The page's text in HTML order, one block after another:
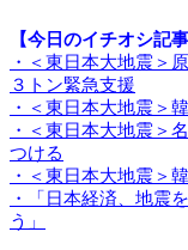
【今日のイチオシ記事
・＜東日本大地震＞
３トン緊急支援
・＜東日本大地震＞
・＜東日本大地震＞
つける
・＜東日本大地震＞
・「日本経済、地震
う」